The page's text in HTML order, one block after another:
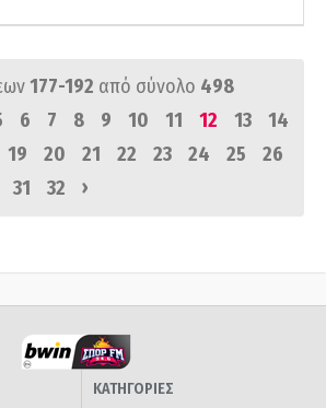
177-192 από σύνολο 498
6 7 8 9 10 11 12 13
14
19 20 21 22 23 24 25
26
31 32 ›
ΚΑΤΗΓΟΡΙΕΣ